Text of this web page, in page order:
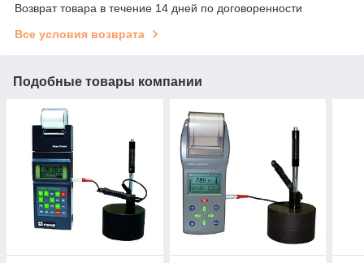
Возврат товара в течение 14 дней по договоренности
Все условия возврата
Подобные товары компании